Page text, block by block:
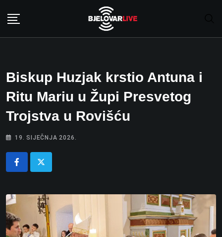
Biskup Huzjak krstio Antuna i
Ritu Mariu u Župi Presvetog
Trojstva u Rovišću
19. SIJEČNJA 2026.